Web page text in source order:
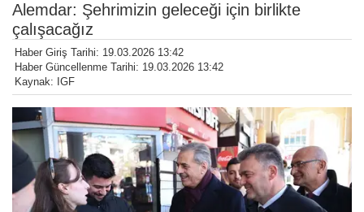
Alemdar: Şehrimizin geleceği için birlikte
çalışacağız
Haber Giriş Tarihi: 19.03.2026 13:42
Haber Güncellenme Tarihi: 19.03.2026 13:42
Kaynak: IGF